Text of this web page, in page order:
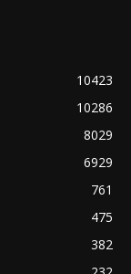
10423
10286
8029
6929
761
475
382